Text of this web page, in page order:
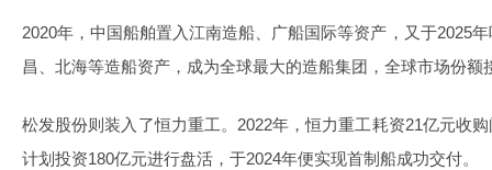
2020年，中国船舶置入江南造船、广船国际等资产，又于2025
昌、北海等造船资产，成为全球最大的造船集团，全球市场份额
松发股份则装入了恒力重工。2022年，恒力重工耗资21亿元收
计划投资180亿元进行盘活，于2024年便实现首制船成功交付。